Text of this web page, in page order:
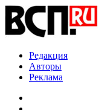
Редакция
Авторы
Реклама